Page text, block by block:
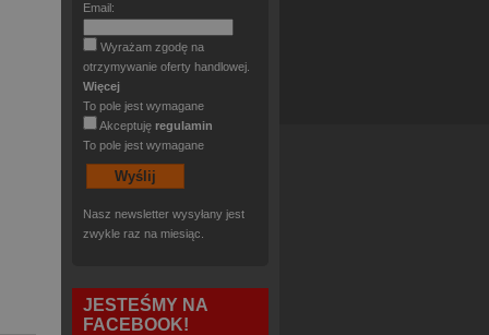
Email:
Wyrażam zgodę na
otrzymywanie oferty handlowej.
Więcej
To pole jest wymagane
Akceptuję regulamin
To pole jest wymagane
Nasz newsletter wysyłany jest
zwykle raz na miesiąc.
JESTEŚMY NA
FACEBOOK!